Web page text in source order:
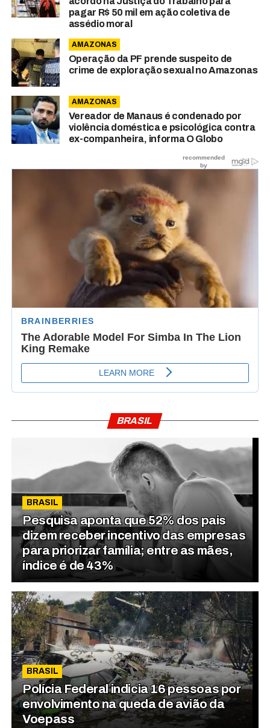
pagar R$ 50 mil em ação coletiva de
assédio moral
AMAZONAS
Operação da PF prende suspeito de
crime de exploração sexual no Amazonas
AMAZONAS
Vereador de Manaus é condenado por
violência doméstica e psicológica contra
ex-companheira, informa O Globo
BRASIL
BRASIL
Pesquisa aponta que 52% dos pais
dizem receber incentivo das empresas
para priorizar família; entre as mães,
índice é de 43%
BRASIL
Polícia Federal indicia 16 pessoas por
envolvimento na queda de avião da
Voepass